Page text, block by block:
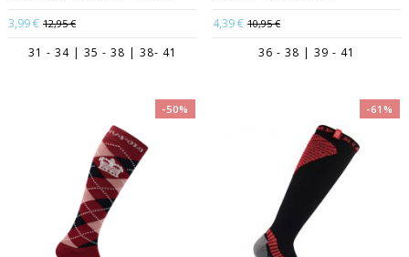
3,99 € 12,95 €
31 - 34 | 35 - 38 | 38- 41
4,39 € 10,95 €
36 - 38 | 39 - 41
-50% -61%